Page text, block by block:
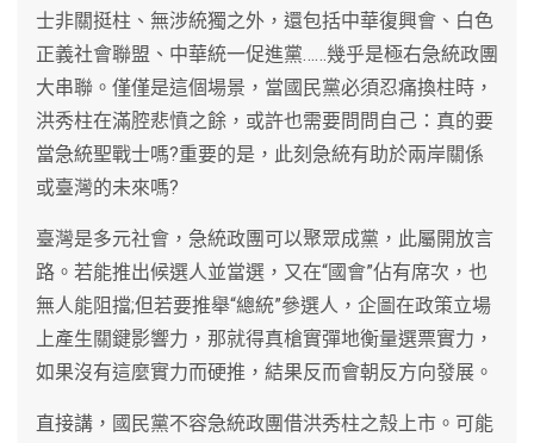
士非關挺柱、無涉統獨之外，還包括中華復興會、白色
正義社會聯盟、中華統一促進黨……幾乎是極右急統政團
大串聯。僅僅是這個場景，當國民黨必須忍痛換柱時，
洪秀柱在滿腔悲憤之餘，或許也需要問問自己：真的要
當急統聖戰士嗎?重要的是，此刻急統有助於兩岸關係
或臺灣的未來嗎?
臺灣是多元社會，急統政團可以聚眾成黨，此屬開放言
路。若能推出候選人並當選，又在“國會”佔有席次，也
無人能阻擋;但若要推舉“總統”參選人，企圖在政策立場
上產生關鍵影響力，那就得真槍實彈地衡量選票實力，
如果沒有這麼實力而硬推，結果反而會朝反方向發展。
直接講，國民黨不容急統政團借洪秀柱之殼上市。可能